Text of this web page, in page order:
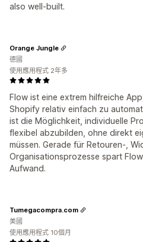
also well-built.
Flow ist eine extrem hilfreiche
Shopify relativ einfach zu
ist die Möglichkeit, individuelle
flexibel abzubilden, ohne direkt
müssen. Gerade für Retouren-,
Organisationsprozesse spart
Aufwand.
Orange Jungle
德國
使用應用程式 2年多
Tumegacompra.com
美國
使用應用程式 10個月